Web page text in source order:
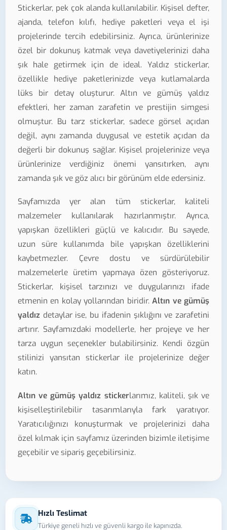
Stickerlar, pek çok alanda kullanılabilir. Kişisel defter,
ajanda, telefon kılıfı, hediye paketleri veya el işi
projelerinde tercih edebilirsiniz. Ayrıca, ürünlerinize
özel bir dokunuş katmak veya davetiyelerinizi daha
şık hale getirmek için de ideal. Yaldız stickerlar,
özellikle hediye paketlerinizde veya kutlamalarda
lüks bir detay oluşturur. Altın ve gümüş yaldız
efektleri, her zaman zarafetin ve prestijin simgesi
olmuştur. Bu tarz stickerlar, sadece görsel açıdan
değil, aynı zamanda duygusal ve estetik açıdan da
değerli bir dokunuş sağlar. Kişisel projelerinize veya
ürünlerinize verdiğiniz önemi yansıtırken, aynı
zamanda şık ve göz alıcı bir görünüm elde edersiniz.
Sayfamızda yer alan tüm stickerlar, kaliteli
malzemeler kullanılarak hazırlanmıştır. Ayrıca,
yapışkan özellikleri güçlü ve kalıcıdır. Bu sayede,
uzun süre kullanımda bile yapışkan özelliklerini
kaybetmezler. Çevre dostu ve sürdürülebilir
malzemelerle üretim yapmaya özen gösteriyoruz.
Stickerlar, kişisel tarzınızı ve duygularınızı ifade
etmenin en kolay yollarından biridir.Altın ve gümüş
yaldız detaylar ise, bu ifadenin şıklığını ve zarafetini
artırır. Sayfamızdaki modellerle, her projeye ve her
tarza uygun seçenekler bulabilirsiniz. Kendi özgün
stilinizi yansıtan stickerlar ile projelerinize değer
katın.
Altın ve gümüş yaldız stickerlarımız, kaliteli, şık ve
kişiselleştirilebilir tasarımlarıyla fark yaratıyor.
Yaratıcılığınızı konuşturmak ve projelerinizi daha
özel kılmak için sayfamız üzerinden bizimle iletişime
geçebilir ve sipariş geçebilirsiniz.
Hızlı Teslimat
Türkiye geneli hızlı ve güvenli kargo ile kapınızda.